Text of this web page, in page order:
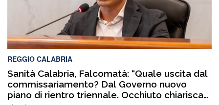
REGGIO CALABRIA
Sanità Calabria, Falcomatà: “Quale uscita dal
commissariamento? Dal Governo nuovo
piano di rientro triennale. Occhiuto chiarisca